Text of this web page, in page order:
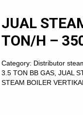
JUAL
TON/H –
Category: Distributor
3.5 TON BB GAS ,JUAL
STEAM BOILER